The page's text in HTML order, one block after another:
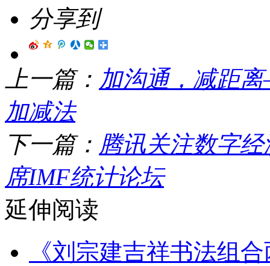
分享到
上一篇： 加沟通，减距
加减法
下一篇： 腾讯关注数字
席IMF统计论坛
延伸阅读
《刘宗建吉祥书法组